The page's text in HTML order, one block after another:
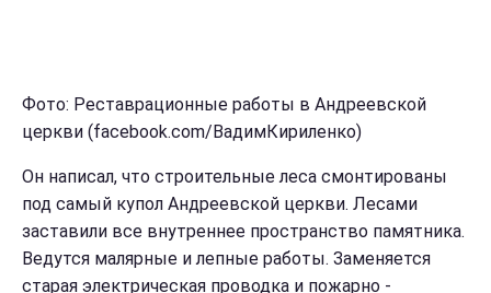
Фото: Реставрационные работы в Андреевской
церкви (facebook.com/ВадимКириленко)
Он написал, что строительные леса смонтированы
под самый купол Андреевской церкви. Лесами
заставили все внутреннее пространство памятника.
Ведутся малярные и лепные работы. Заменяется
старая электрическая проводка и пожарно -